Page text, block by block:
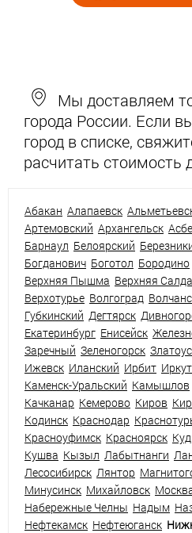
Мы доставляем
города России. Если
город в списке,
расчитать стоимость
Абакан Алапаевск
Артемовский Архангельск
Барнаул Белоярский
Богданович Боготол Бородино
Верхняя Пышма Верхняя Салда
Верхотурье Волгоград
Губкинский Дегтярск
Екатеринбург Енисейск
Заречный Зеленогорск
Ижевск Иланский Ирбит
Каменск-Уральский Камышлов
Качканар Кемерово Киров
Кодинск Краснодар
Красноуфимск Красноярск
Кушва Кызыл Лабытнанги
Лесосибирск Лянтор
Минусинск Михайловск
Набережные Челны Надым
Нефтекамск Нефтеюганск